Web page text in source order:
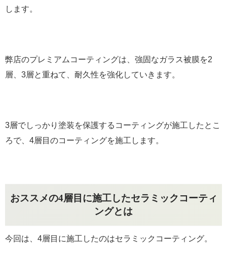
します。
弊店のプレミアムコーティングは、強固なガラス被膜を2
層、3層と重ねて、耐久性を強化していきます。
3層でしっかり塗装を保護するコーティングが施工したとこ
ろで、4層目のコーティングを施工します。
おススメの4層目に施工したセラミックコーティ
ングとは
今回は、4層目に施工したのはセラミックコーティング。